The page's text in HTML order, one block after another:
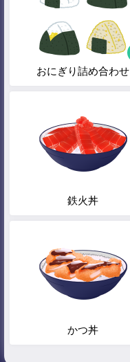
おにぎり詰め合わせ
鉄火丼
かつ丼